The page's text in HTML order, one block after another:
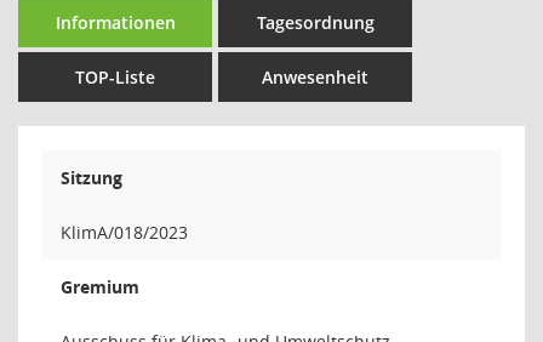
Informationen Tagesordnung
TOP-Liste Anwesenheit
Sitzung
KlimA/018/2023
Gremium